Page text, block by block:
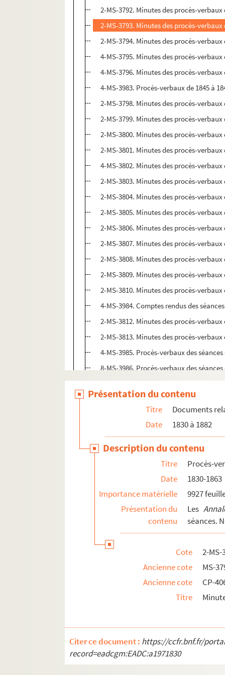
2-MS-3792. Minutes des procès-verbaux
2-MS-3793. Minutes des procès-verbaux
2-MS-3794. Minutes des procès-verbaux
4-MS-3795. Minutes des procès-verbaux
4-MS-3796. Minutes des procès-verbaux
4-MS-3983. Procès-verbaux de 1845 à
2-MS-3798. Minutes des procès-verbaux
2-MS-3799. Minutes des procès-verbaux
2-MS-3800. Minutes des procès-verbaux
2-MS-3801. Minutes des procès-verbaux
4-MS-3802. Minutes des procès-verbaux
2-MS-3803. Minutes des procès-verbaux
2-MS-3804. Minutes des procès-verbaux
2-MS-3805. Minutes des procès-verbaux
2-MS-3806. Minutes des procès-verbaux
2-MS-3807. Minutes des procès-verbaux
2-MS-3808. Minutes des procès-verbaux
2-MS-3809. Minutes des procès-
2-MS-3810. Minutes des procès-
4-MS-3984. Comptes rendus des
2-MS-3812. Minutes des procès-
2-MS-3813. Minutes des procès-
4-MS-3985. Procès-verbaux des séances
8-MS-3986. Procès-verbaux des séances
4-MS-3816. Minutes des procès-
4-MS-3817. Minutes des procès-
4-MS-3818. Minutes des procès-
Comptabilité de la Société
Documents relatifs aux questions
Documents relatifs à une société de
Séances publiques de la Société libre des
Correspondance de la Société libre des
Présentation du contenu
Titre
Documents
Date
1830 à 1882
Description du contenu
Titre
Procès-
Date
1830-1863
Importance matérielle
9927
Présentation du
contenu
Les
séances.
Cote
2-MS-
Ancienne cote
MS-
Ancienne cote
CP-
Titre
Citer ce document : https://ccfr.bnf.fr/
record=eadcgm:EADC:a1971830